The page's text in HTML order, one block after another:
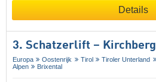
Details
3. Schatzerlift – Kirchberg
Europa Oostenrijk Tirol Tiroler Unterland
Alpen
Brixental